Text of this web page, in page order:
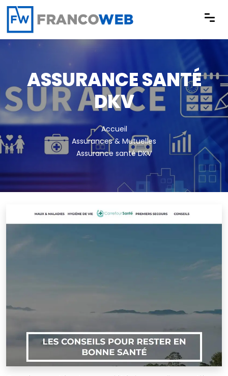
Panneau de gestion des cookies
ASSURANCE SANTÉ
DKV
Accueil
Assurances & Mutuelles
Assurance santé DKV